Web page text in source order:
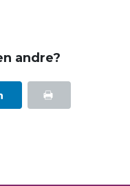
andre?